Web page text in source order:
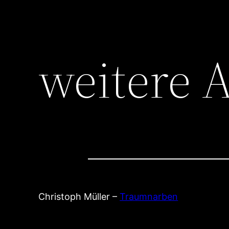
weitere
Christoph Müller –Traumnarben